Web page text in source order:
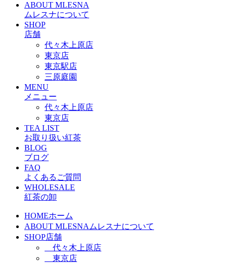
ABOUT MLESNA
ムレスナについて
SHOP
店舗
代々木上原店
東京店
東京駅店
三原庭園
MENU
メニュー
代々木上原店
東京店
TEA LIST
お取り扱い紅茶
BLOG
ブログ
FAQ
よくあるご質問
WHOLESALE
紅茶の卸
HOMEホーム
ABOUT MLESNAムレスナについて
SHOP店舗
代々木上原店
東京店